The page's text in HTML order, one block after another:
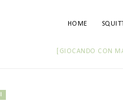
HOME
[GIOCANDO CON